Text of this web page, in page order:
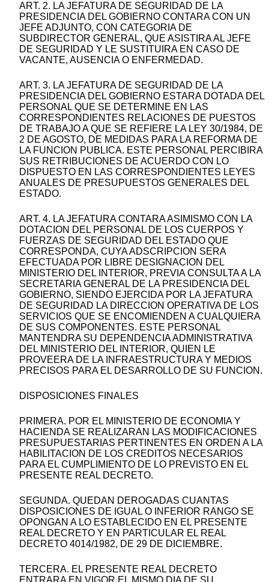
ART. 2. LA JEFATURA DE SEGURIDAD DE LA
PRESIDENCIA DEL GOBIERNO CONTARA CON UN
JEFE ADJUNTO, CON CATEGORIA DE
SUBDIRECTOR GENERAL, QUE ASISTIRA AL JEFE
DE SEGURIDAD Y LE SUSTITUIRA EN CASO DE
VACANTE, AUSENCIA O ENFERMEDAD.
ART. 3. LA JEFATURA DE SEGURIDAD DE LA
PRESIDENCIA DEL GOBIERNO ESTARA DOTADA DEL
PERSONAL QUE SE DETERMINE EN LAS
CORRESPONDIENTES RELACIONES DE PUESTOS
DE TRABAJO A QUE SE REFIERE LA LEY 30/1984, DE
2 DE AGOSTO, DE MEDIDAS PARA LA REFORMA DE
LA FUNCION PUBLICA. ESTE PERSONAL PERCIBIRA
SUS RETRIBUCIONES DE ACUERDO CON LO
DISPUESTO EN LAS CORRESPONDIENTES LEYES
ANUALES DE PRESUPUESTOS GENERALES DEL
ESTADO.
ART. 4. LA JEFATURA CONTARA ASIMISMO CON LA
DOTACION DEL PERSONAL DE LOS CUERPOS Y
FUERZAS DE SEGURIDAD DEL ESTADO QUE
CORRESPONDA, CUYA ADSCRIPCION SERA
EFECTUADA POR LIBRE DESIGNACION DEL
MINISTERIO DEL INTERIOR, PREVIA CONSULTA A LA
SECRETARIA GENERAL DE LA PRESIDENCIA DEL
GOBIERNO, SIENDO EJERCIDA POR LA JEFATURA
DE SEGURIDAD LA DIRECCION OPERATIVA DE LOS
SERVICIOS QUE SE ENCOMIENDEN A CUALQUIERA
DE SUS COMPONENTES. ESTE PERSONAL
MANTENDRA SU DEPENDENCIA ADMINISTRATIVA
DEL MINISTERIO DEL INTERIOR, QUIEN LE
PROVEERA DE LA INFRAESTRUCTURA Y MEDIOS
PRECISOS PARA EL DESARROLLO DE SU FUNCION.
DISPOSICIONES FINALES
PRIMERA. POR EL MINISTERIO DE ECONOMIA Y
HACIENDA SE REALIZARAN LAS MODIFICACIONES
PRESUPUESTARIAS PERTINENTES EN ORDEN A LA
HABILITACION DE LOS CREDITOS NECESARIOS
PARA EL CUMPLIMIENTO DE LO PREVISTO EN EL
PRESENTE REAL DECRETO.
SEGUNDA. QUEDAN DEROGADAS CUANTAS
DISPOSICIONES DE IGUAL O INFERIOR RANGO SE
OPONGAN A LO ESTABLECIDO EN EL PRESENTE
REAL DECRETO Y EN PARTICULAR EL REAL
DECRETO 4014/1982, DE 29 DE DICIEMBRE.
TERCERA. EL PRESENTE REAL DECRETO